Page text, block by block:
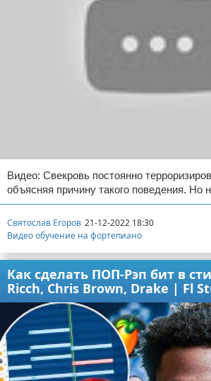
Видео: Свекровь постоянно
объясняя причину такого поведения. Но
Святослав Егоров 21-12-2022 18:30
Видео обучение на фортепиано
Как сделать ПОП-Рэп бит в
Ricch, Chris Brown, Drake | Fl